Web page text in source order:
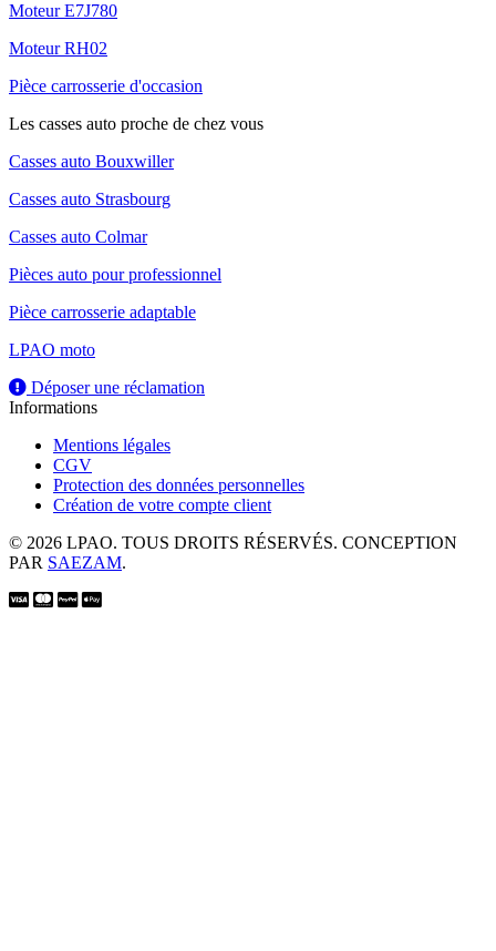
Moteur E7J780
Moteur RH02
Pièce carrosserie d'occasion
Les casses auto proche de chez vous
Casses auto Bouxwiller
Casses auto Strasbourg
Casses auto Colmar
Pièces auto pour professionnel
Pièce carrosserie adaptable
LPAO moto
Déposer une réclamation
Informations
Mentions légales
CGV
Protection des données personnelles
Création de votre compte client
© 2026 LPAO. TOUS DROITS RÉSERVÉS. CONCEPTION
PAR SAEZAM.